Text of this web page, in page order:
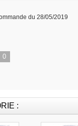
du 28/05/2019
0
: